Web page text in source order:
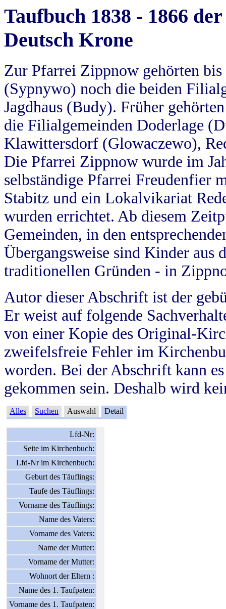
Taufbuch 1838 - 1866
Deutsch Krone
Zur Pfarrei Zippnow gehörten
(Sypnywo) noch die beiden
Jagdhaus (Budy). Früher
die Filialgemeinden Doderlage
Klawittersdorf (Glowaczewo),
Die Pfarrei Zippnow wurde im
selbständige Pfarrei Freudenfier
Stabitz und ein Lokalvikariat
wurden errichtet. Ab diesem
Gemeinden, in den
Übergangsweise sind Kinder aus
traditionellen Gründen - in
Autor dieser Abschrift ist der
Er weist auf folgende
von einer Kopie des Original-
zweifelsfreie Fehler im
worden. Bei der Abschrift kann
gekommen sein. Deshalb wird
Alles Suchen Auswahl Detail
Lfd-Nr:
Seite im Kirchenbuch:
Lfd-Nr im Kirchenbuch:
Geburt des Täuflings:
Taufe des Täuflings:
Vorname des Täuflings:
Name des Vaters:
Vorname des Vaters:
Name der Mutter:
Vorname der Mutter:
Wohnort der Eltern :
Name des 1. Taufpaten:
Vorname des 1. Taufpaten: